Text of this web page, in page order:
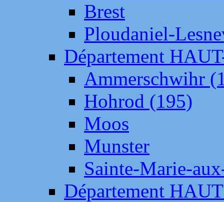
Brest
Ploudaniel-
Département
Ammerschwihr
Hohrod (195)
Moos
Munster
Sainte-Marie-
Département